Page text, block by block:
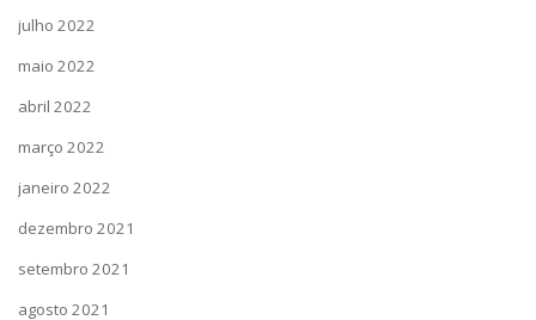
julho 2022
maio 2022
abril 2022
março 2022
janeiro 2022
dezembro 2021
setembro 2021
agosto 2021